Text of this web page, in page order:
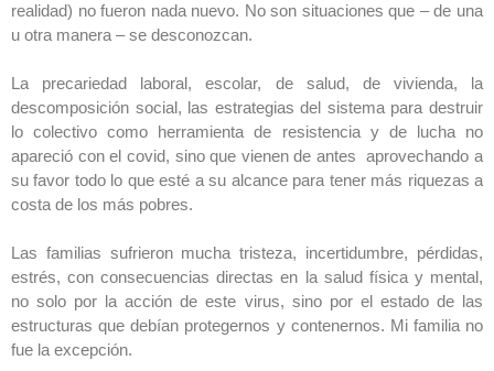
realidad) no fueron nada nuevo. No son situaciones que – de una
u otra manera – se desconozcan.
La precariedad laboral, escolar, de salud, de vivienda, la
descomposición social, las estrategias del sistema para destruir
lo colectivo como herramienta de resistencia y de lucha no
apareció con el covid, sino que vienen de antes aprovechando a
su favor todo lo que esté a su alcance para tener más riquezas a
costa de los más pobres.
Las familias sufrieron mucha tristeza, incertidumbre, pérdidas,
estrés, con consecuencias directas en la salud física y mental,
no solo por la acción de este virus, sino por el estado de las
estructuras que debían protegernos y contenernos. Mi familia no
fue la excepción.